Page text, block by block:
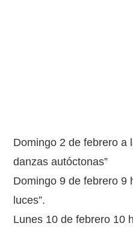
Domingo 2 de febrero a
danzas autóctonas”
Domingo 9 de febrero 9
luces”.
Lunes 10 de febrero 10